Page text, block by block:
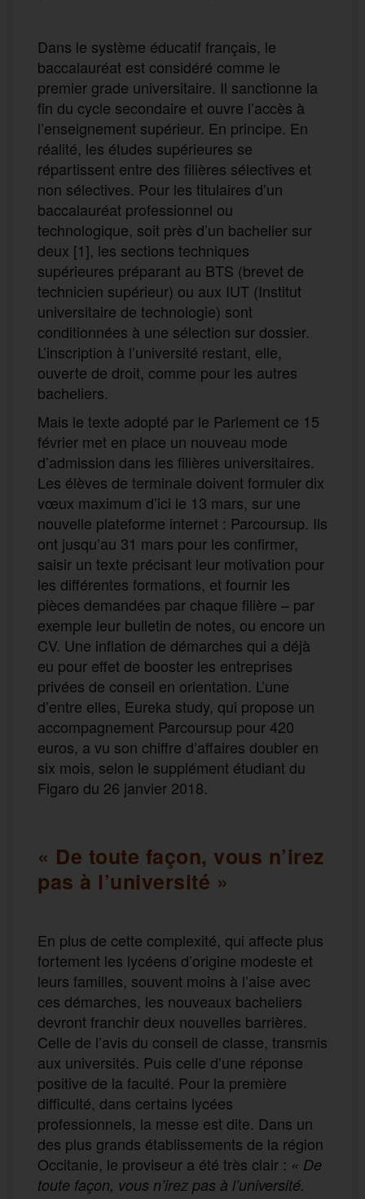
Dans le système éducatif français, le
baccalauréat est considéré comme le
premier grade universitaire. Il sanctionne la
fin du cycle secondaire et ouvre l’accès à
l’enseignement supérieur. En principe. En
réalité, les études supérieures se
répartissent entre des filières sélectives et
non sélectives. Pour les titulaires d’un
baccalauréat professionnel ou
technologique, soit près d’un bachelier sur
deux [1], les sections techniques
supérieures préparant au BTS (brevet de
technicien supérieur) ou aux IUT (Institut
universitaire de technologie) sont
conditionnées à une sélection sur dossier.
L’inscription à l’université restant, elle,
ouverte de droit, comme pour les autres
bacheliers.
Mais le texte adopté par le Parlement ce 15
février met en place un nouveau mode
d’admission dans les filières universitaires.
Les élèves de terminale doivent formuler dix
vœux maximum d’ici le 13 mars, sur une
nouvelle plateforme internet : Parcoursup. Ils
ont jusqu’au 31 mars pour les confirmer,
saisir un texte précisant leur motivation pour
les différentes formations, et fournir les
pièces demandées par chaque filière – par
exemple leur bulletin de notes, ou encore un
CV. Une inflation de démarches qui a déjà
eu pour effet de booster les entreprises
privées de conseil en orientation. L’une
d’entre elles, Eureka study, qui propose un
accompagnement Parcoursup pour 420
euros, a vu son chiffre d’affaires doubler en
six mois, selon le supplément étudiant du
Figaro du 26 janvier 2018.
« De toute façon, vous n’irez
pas à l’université »
En plus de cette complexité, qui affecte plus
fortement les lycéens d’origine modeste et
leurs familles, souvent moins à l’aise avec
ces démarches, les nouveaux bacheliers
devront franchir deux nouvelles barrières.
Celle de l’avis du conseil de classe, transmis
aux universités. Puis celle d’une réponse
positive de la faculté. Pour la première
difficulté, dans certains lycées
professionnels, la messe est dite. Dans un
des plus grands établissements de la région
Occitanie, le proviseur a été très clair : « De
toute façon, vous n’irez pas à l’université.